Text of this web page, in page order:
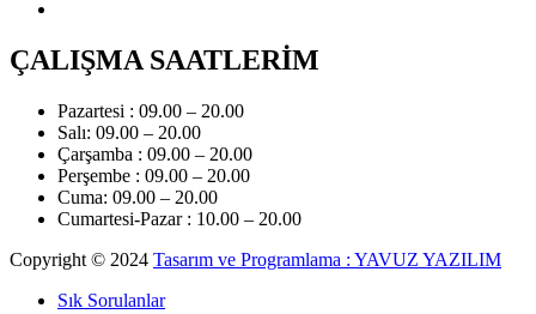
ÇALIŞMA SAATLERİM
Pazartesi : 09.00 – 20.00
Salı: 09.00 – 20.00
Çarşamba : 09.00 – 20.00
Perşembe : 09.00 – 20.00
Cuma: 09.00 – 20.00
Cumartesi-Pazar : 10.00 – 20.00
Copyright © 2024 Tasarım ve Programlama : YAVUZ YAZILIM
Sık Sorulanlar